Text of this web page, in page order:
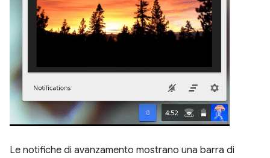
Le notifiche di avanzamento mostrano una barra di